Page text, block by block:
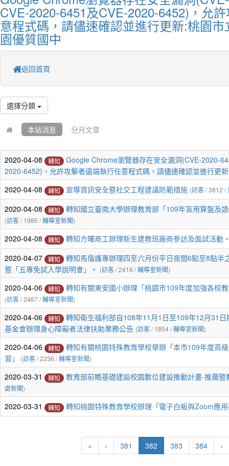
CVE-2020-6451及CVE-2020-6452)，允
意程式碼，請儘速確認並進行更新:桃園
園優質國中
返回首頁
選擇分類
本站消息 分月文章
2020-04-08 轉知
Google Chrome瀏覽器存在安全漏洞(CVE-2020-
2020-6452)，允許攻擊者遠端執行任意程式碼，請儘速確認並進行更新
2020-04-08
轉知 宣導資訊安全暨社交工程建議防範措施 (訪客/ 3812 /
2020-04-08 轉知 轉知國立臺南大學辦理教育部「109年盲用算盤及
(訪客/ 1985 /輔導室新聞)
2020-04-08 轉知
轉知方曙商工辦理新生建教班廠商參訪及面試活動
2020-04-07
轉知
轉知馬偕護專辦理四至六月份平日夜間6點至8點半
暨「五專免試入學說明會」。 (訪客/ 2416 /輔導室新聞)
2020-04-06 轉知 轉知有關東安國小辦理「桃園市109年度加強各校
(訪客/ 2467 /輔導室新聞)
2020-04-06 轉知
轉知衛生福利部自108年11月1日至109年12月31
基金會辦理身心障礙者法律扶助業務公告 (訪客/ 1854 /輔導室新聞)
2020-04-06 轉知
轉知有關桃園特殊教育學校舉辦「本市109年度高
習」
(訪客/ 2236 /輔導室新聞)
2020-03-31 轉知 教育部前瞻基礎建設校園數位建設推動計畫-推廣暨
處新聞)
2020-03-31 轉知 轉知桃園特殊教育學校辦理「電子白板與Zoom應
« ‹ 381 382(current)
383 384 ›